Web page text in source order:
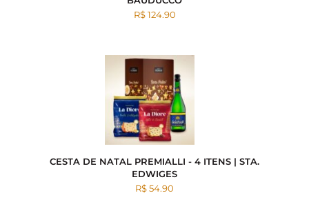
R$ 124.90
CESTA DE NATAL PREMIALLI - 4 ITENS | STA.
EDWIGES
R$ 54.90